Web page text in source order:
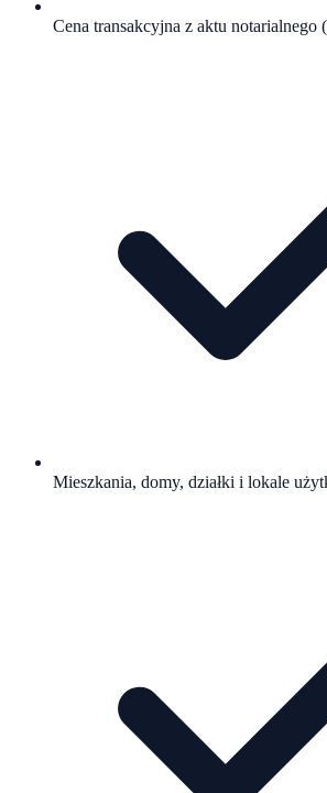
Cena transakcyjna z aktu notarialnego
Mieszkania, domy, działki i lokale